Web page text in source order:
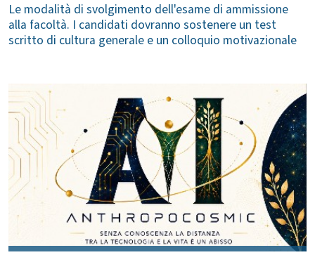
Le modalità di svolgimento dell'esame di ammissione
alla facoltà. I candidati dovranno sostenere un test
scritto di cultura generale e un colloquio motivazionale